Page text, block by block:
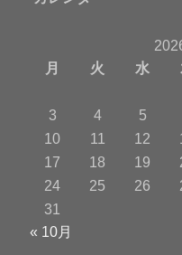
月
火 水
3
4 5
10
11 12
17
18 19
24
25 26
31
« 10月